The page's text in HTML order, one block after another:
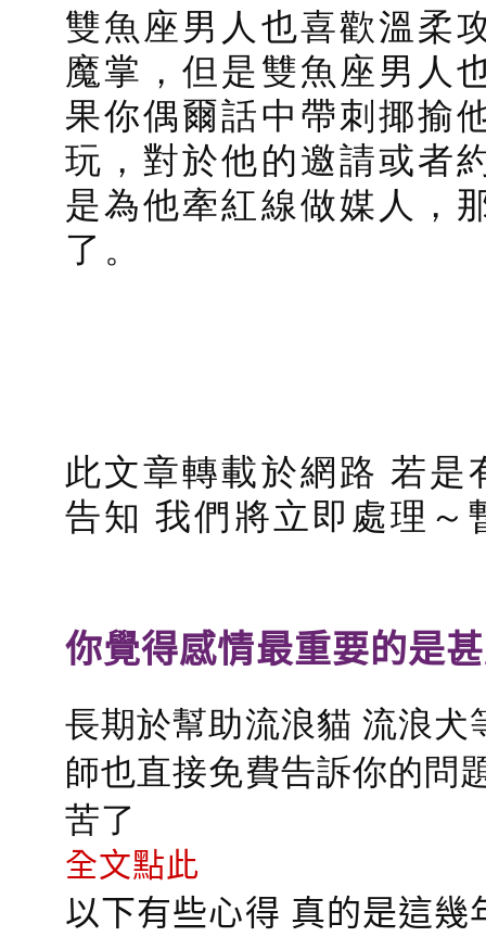
雙魚座男人也喜歡溫柔
魔掌，但是雙魚座男人
果你偶爾話中帶刺揶揄
玩，對於他的邀請或者
是為他牽紅線做媒人，
了。
此文章轉載於網路 若
告知 我們將立即處理～
你覺得感情最重要的是
長期於幫助流浪貓 流浪
師也直接免費告訴你的問
苦了
全文點此
以下有些心得 真的是這